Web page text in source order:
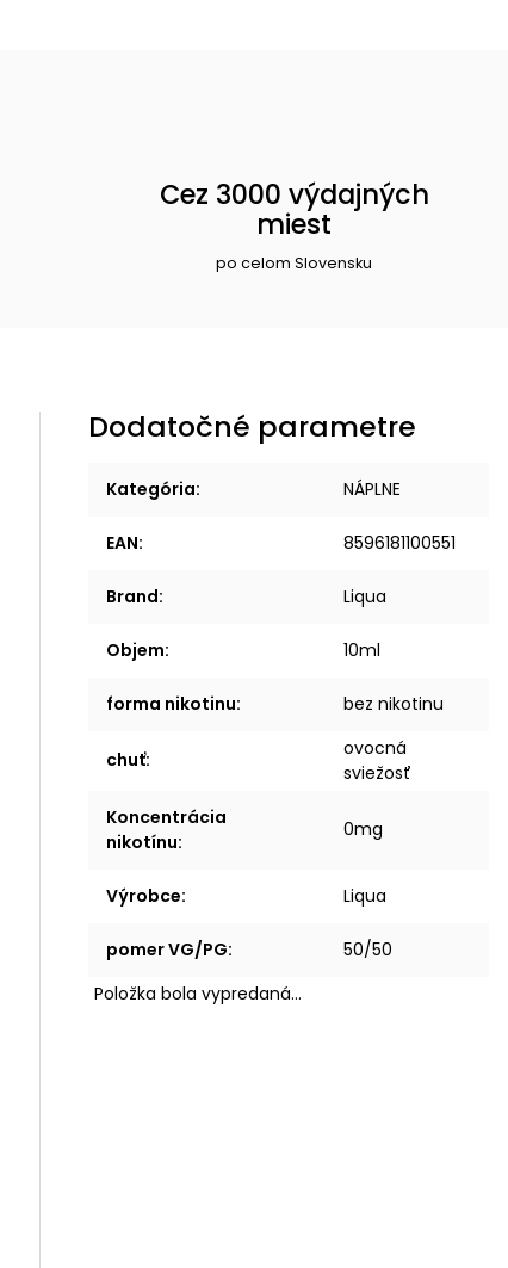
Cez 3000 výdajných
miest
po celom Slovensku
Dodatočné parametre
Kategória: NÁPLNE
EAN: 8596181100551
Brand: Liqua
Objem: 10ml
forma nikotinu: bez nikotinu
chuť:
ovocná
sviežosť
Koncentrácia
nikotínu:
0mg
Výrobce: Liqua
pomer VG/PG:
50/50
Položka bola vypredaná…